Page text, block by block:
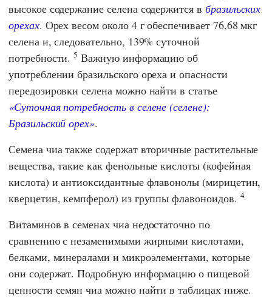
высокое содержание селена содержится в бразильских
орехах. Орех весом около 4 г обеспечивает 76,68 мкг
селена и, следовательно, 139% суточной
потребности.5 Важную информацию об
употреблении бразильского ореха и опасности
передозировки селена можно найти в статье
«Суточная потребность в селене (селене):
Бразильский орех».
Семена чиа также содержат вторичные растительные
вещества, такие как фенольные кислоты (кофейная
кислота) и антиоксидантные флавонолы (мирицетин,
кверцетин, кемпферол) из группы флавоноидов. 4
Витаминов в семенах чиа недостаточно по
сравнению с незаменимыми жирными кислотами,
белками, минералами и микроэлементами, которые
они содержат. Подробную информацию о пищевой
ценности семян чиа можно найти в таблицах ниже.